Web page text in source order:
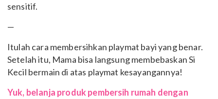
sensitif.
—
Itulah cara membersihkan playmat bayi yang benar.
Setelah itu, Mama bisa langsung membebaskan Si
Kecil bermain di atas playmat kesayangannya!
Yuk, belanja produk pembersih rumah dengan